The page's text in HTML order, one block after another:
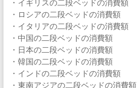
・イギリスの二段ベッドの消費額
・ロシアの二段ベッドの消費額
・イタリアの二段ベッドの消費額
・中国の二段ベッドの消費額
・日本の二段ベッドの消費額
・韓国の二段ベッドの消費額
・インドの二段ベッドの消費額
・東南アジアの二段ベッドの消費額